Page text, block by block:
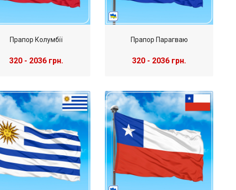
Прапор Колумбії
320 - 2036 грн.
Прапор Парагваю
320 - 2036 грн.